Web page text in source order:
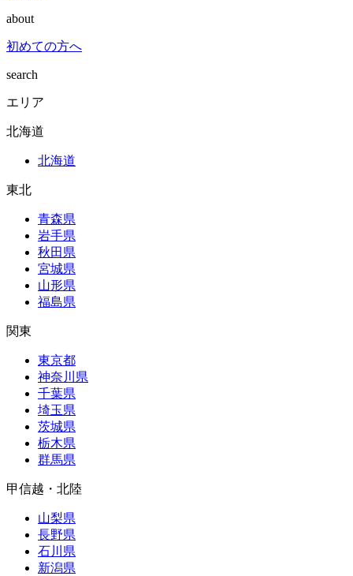
about
初めての方へ
search
エリア
北海道
北海道
東北
青森県
岩手県
秋田県
宮城県
山形県
福島県
関東
東京都
神奈川県
千葉県
埼玉県
茨城県
栃木県
群馬県
甲信越・北陸
山梨県
長野県
石川県
新潟県